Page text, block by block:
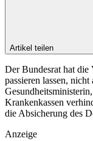
Artikel teilen
Der Bundesrat hat die
passieren lassen,
Krankenkassen
die Absicherung des
Anzeige